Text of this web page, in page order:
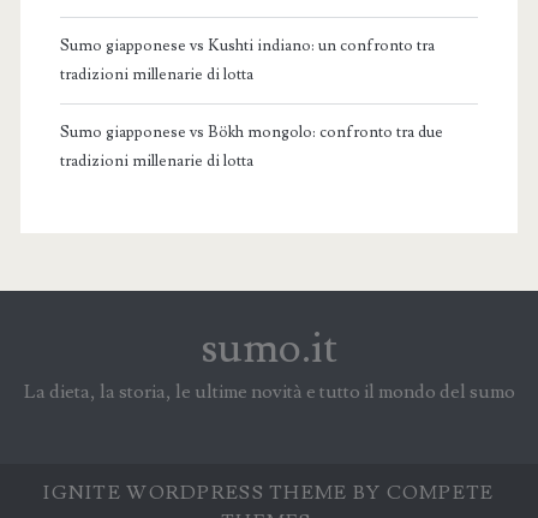
Sumo giapponese vs Kushti indiano: un confronto tra
tradizioni millenarie di lotta
Sumo giapponese vs Bökh mongolo: confronto tra due
tradizioni millenarie di lotta
sumo.it
La dieta, la storia, le ultime novità e tutto il mondo del sumo
IGNITE WORDPRESS THEME BY COMPETE